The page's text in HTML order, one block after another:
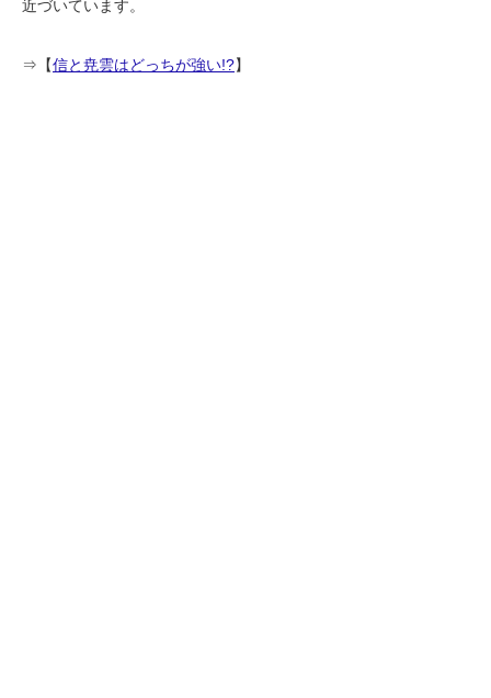
近づいています。
⇒【信と尭雲はどっちが強い!?】